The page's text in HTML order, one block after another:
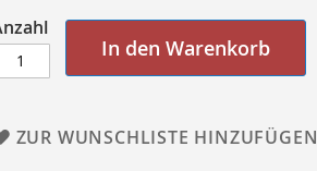
In den Warenkorb
ZUR WUNSCHLISTE HINZUFÜGEN